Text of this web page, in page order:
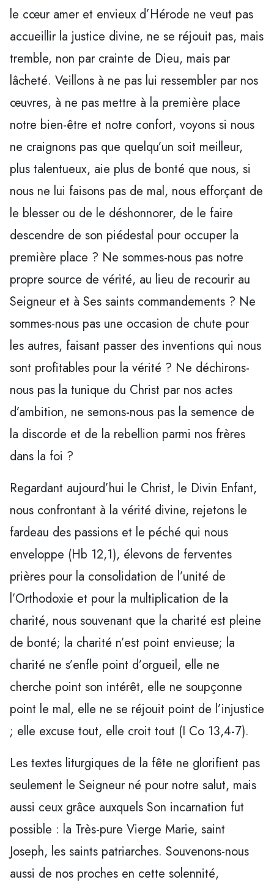
le cœur amer et envieux d’Hérode ne veut pas
accueillir la justice divine, ne se réjouit pas, mais
tremble, non par crainte de Dieu, mais par
lâcheté. Veillons à ne pas lui ressembler par nos
œuvres, à ne pas mettre à la première place
notre bien-être et notre confort, voyons si nous
ne craignons pas que quelqu’un soit meilleur,
plus talentueux, aie plus de bonté que nous, si
nous ne lui faisons pas de mal, nous efforçant de
le blesser ou de le déshonnorer, de le faire
descendre de son piédestal pour occuper la
première place ? Ne sommes-nous pas notre
propre source de vérité, au lieu de recourir au
Seigneur et à Ses saints commandements ? Ne
sommes-nous pas une occasion de chute pour
les autres, faisant passer des inventions qui nous
sont profitables pour la vérité ? Ne déchirons-
nous pas la tunique du Christ par nos actes
d’ambition, ne semons-nous pas la semence de
la discorde et de la rebellion parmi nos frères
dans la foi ?
Regardant aujourd’hui le Christ, le Divin Enfant,
nous confrontant à la vérité divine, rejetons le
fardeau des passions et le péché qui nous
enveloppe (Hb 12,1), élevons de ferventes
prières pour la consolidation de l’unité de
l’Orthodoxie et pour la multiplication de la
charité, nous souvenant que la charité est pleine
de bonté; la charité n’est point envieuse; la
charité ne s’enfle point d’orgueil, elle ne
cherche point son intérêt, elle ne soupçonne
point le mal, elle ne se réjouit point de l’injustice
; elle excuse tout, elle croit tout (I Co 13,4-7).
Les textes liturgiques de la fête ne glorifient pas
seulement le Seigneur né pour notre salut, mais
aussi ceux grâce auxquels Son incarnation fut
possible : la Très-pure Vierge Marie, saint
Joseph, les saints patriarches. Souvenons-nous
aussi de nos proches en cette solennité,